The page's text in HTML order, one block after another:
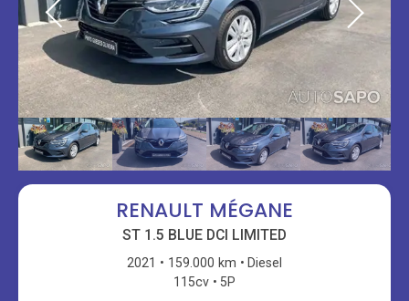
RENAULT MÉGANE
ST 1.5 BLUE DCI LIMITED
2021 159.000 km
Diesel
115cv
5P